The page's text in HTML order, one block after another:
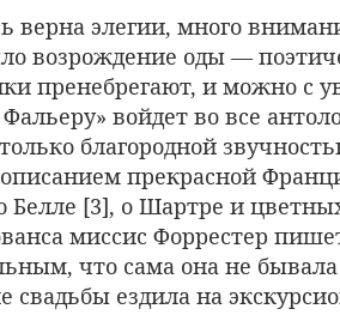
верна элегии, много
возрождение оды —
пренебрегают, и можно с
войдет во все
благородной
прекрасной
[3], о Шартре и
миссис Форрестер
что сама она не
свадьбы ездила на